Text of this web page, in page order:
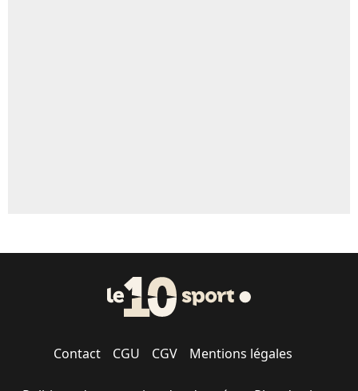
Contact CGU CGV Mentions légales